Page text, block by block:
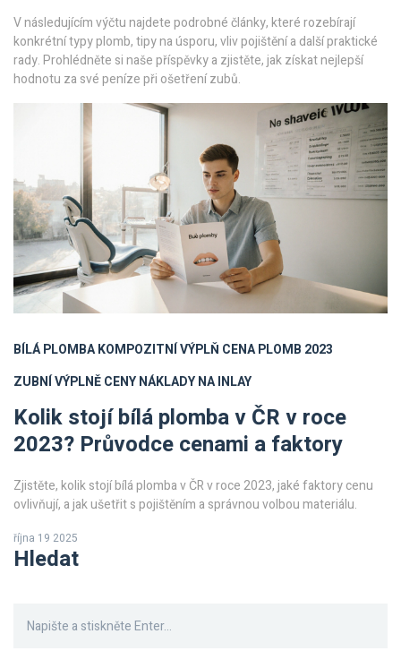
V následujícím výčtu najdete podrobné články, které rozebírají
konkrétní typy plomb, tipy na úsporu, vliv pojištění a další praktické
rady. Prohlédněte si naše příspěvky a zjistěte, jak získat nejlepší
hodnotu za své peníze při ošetření zubů.
BÍLÁ PLOMBAKOMPOZITNÍ VÝPLŇ CENA PLOMB 2023
ZUBNÍ VÝPLNĚ CENYNÁKLADY NA INLAY
Kolik stojí bílá plomba v ČR v roce
2023? Průvodce cenami a faktory
Zjistěte, kolik stojí bílá plomba v ČR v roce 2023, jaké faktory cenu
ovlivňují, a jak ušetřit s pojištěním a správnou volbou materiálu.
října 19 2025
Hledat